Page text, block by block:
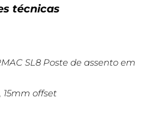
técnicas
SL8 Poste de assento em
15mm offset